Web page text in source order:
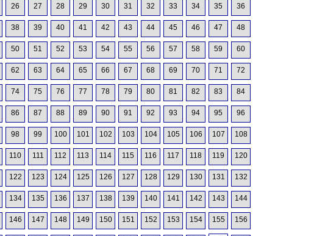
26 27 28 29 30 31 32 33 34 35 36
38 39 40 41 42 43 44 45 46 47 48
50 51 52 53 54 55 56 57 58 59 60
62 63 64 65 66 67 68 69 70 71 72
74 75 76 77 78 79 80 81 82 83 84
86 87 88 89 90 91 92 93 94 95 96
98 99 100 101 102 103 104 105 106 107 108
110 111 112 113 114 115 116 117 118 119 120
122 123 124 125 126 127 128 129 130 131 132
134 135 136 137 138 139 140 141 142 143 144
146 147 148 149 150 151 152 153 154 155 156